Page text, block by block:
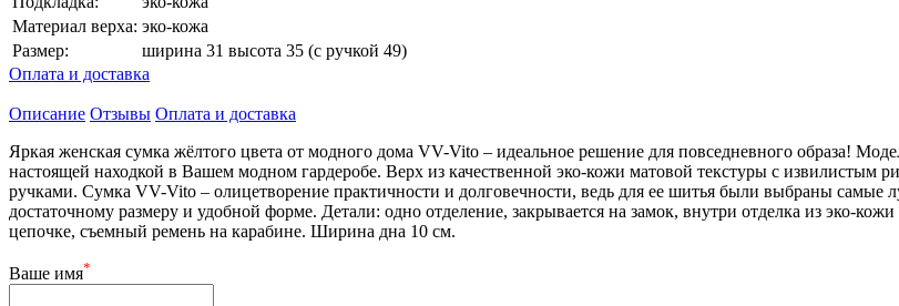
Материал верха: эко-кожа
Размер:
ширина 31 высота 35 (с ручкой 49)
Оплата и доставка
Описание Отзывы Оплата и доставка
Яркая женская сумка жёлтого цвета от модного дома VV-Vito – идеальное решение для повседневного образа!
настоящей находкой в Вашем модном гардеробе. Верх из качественной эко-кожи матовой текстуры с
ручками. Сумка VV-Vito – олицетворение практичности и долговечности, ведь для ее шитья были выбраны самые
достаточному размеру и удобной форме. Детали: одно отделение, закрывается на замок, внутри отделка из эко-
цепочке, съемный ремень на карабине. Ширина дна 10 см.
Ваше имя*